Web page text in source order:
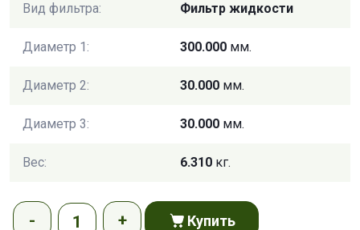
Вид фильтра: Фильтр жидкости
Диаметр 1: 300.000 мм.
Диаметр 2: 30.000 мм.
Диаметр 3: 30.000 мм.
Вес: 6.310 кг.
Купить